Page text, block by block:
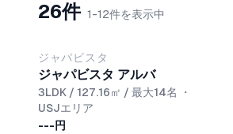
26件 1-12件を表示中
ジャパビスタ
ジャパビスタ アルバ
3LDK / 127.16㎡ / 最大14名
・
USJエリア
---円